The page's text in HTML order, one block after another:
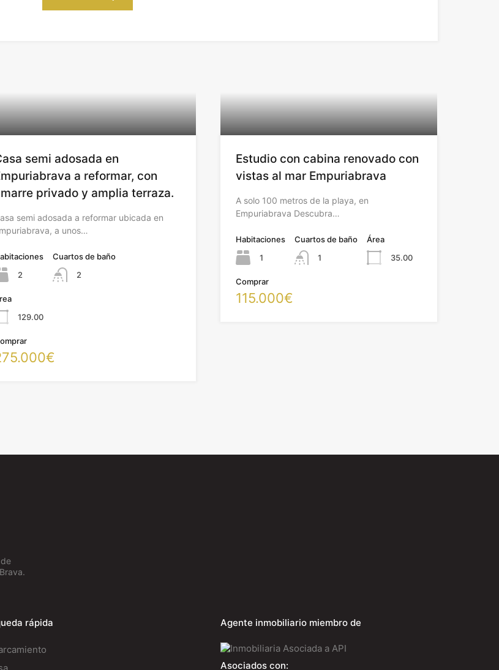
semi adosada en
a reformar, con
privado y amplia terraza.
semi adosada a reformar ubicada en
a unos…
2
Cuartos de baño
2
129.00
Estudio con cabina renovado con
vistas al mar Empuriabrava
A solo 100 metros de la playa, en
Empuriabrava Descubra…
Habitaciones
1
Cuartos de baño
1
Área
35.00
Comprar
115.000€
rápida Agente inmobiliario miembro de
Asociados con: